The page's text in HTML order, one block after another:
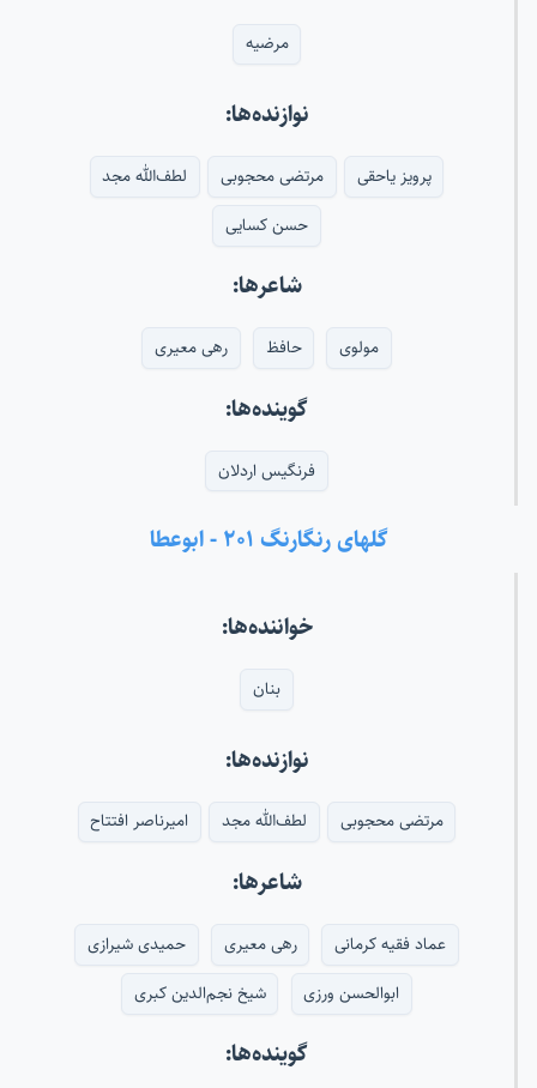
مرضیه
نوازنده‌ها:
پرویز یاحقی مرتضی محجوبی
لطف‌الله مجد
حسن کسایی
شاعرها:
مولوی حافظ رهی معیری
گوینده‌ها:
فرنگیس اردلان
گلهای رنگارنگ ۲۰۱ - ابوعطا
خواننده‌ها:
بنان
نوازنده‌ها:
مرتضی محجوبی لطف‌الله مجد امیرناصر افتتاح
شاعرها:
عماد فقیه کرمانی رهی معیری
حمیدی شیرازی
ابوالحسن ورزی
شیخ نجم‌الدین کبری
گوینده‌ها: